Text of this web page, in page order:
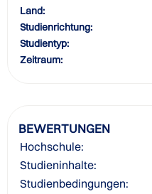
Land:
Studienrichtung:
Studientyp:
Zeitraum:
BEWERTUNGEN
Hochschule:
Studieninhalte:
Studienbedingungen: